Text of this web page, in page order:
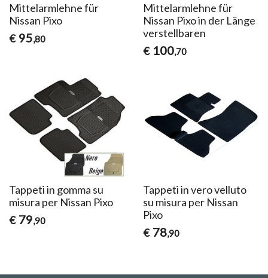
Mittelarmlehne für
Nissan Pixo
€ 95,80
Mittelarmlehne für
Nissan Pixo in der Länge
verstellbaren
€ 100,70
Tappeti in gomma su
misura per Nissan Pixo
€ 79,90
Tappeti in vero velluto
su misura per Nissan
Pixo
€ 78,90